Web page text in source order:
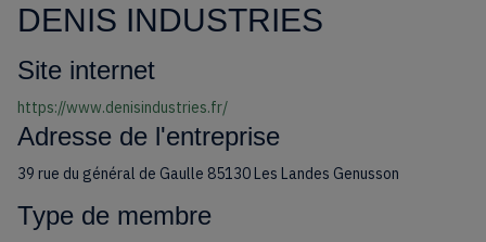
DENIS INDUSTRIES
Site internet
https://www.denisindustries.fr/
Adresse de l'entreprise
39 rue du général de Gaulle 85130 Les Landes Genusson
Type de membre